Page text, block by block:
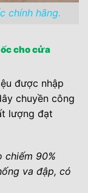
chính hãng.
cho cửa
được nhập
chuyền công
lượng đạt
chiếm 90%
va đập, có